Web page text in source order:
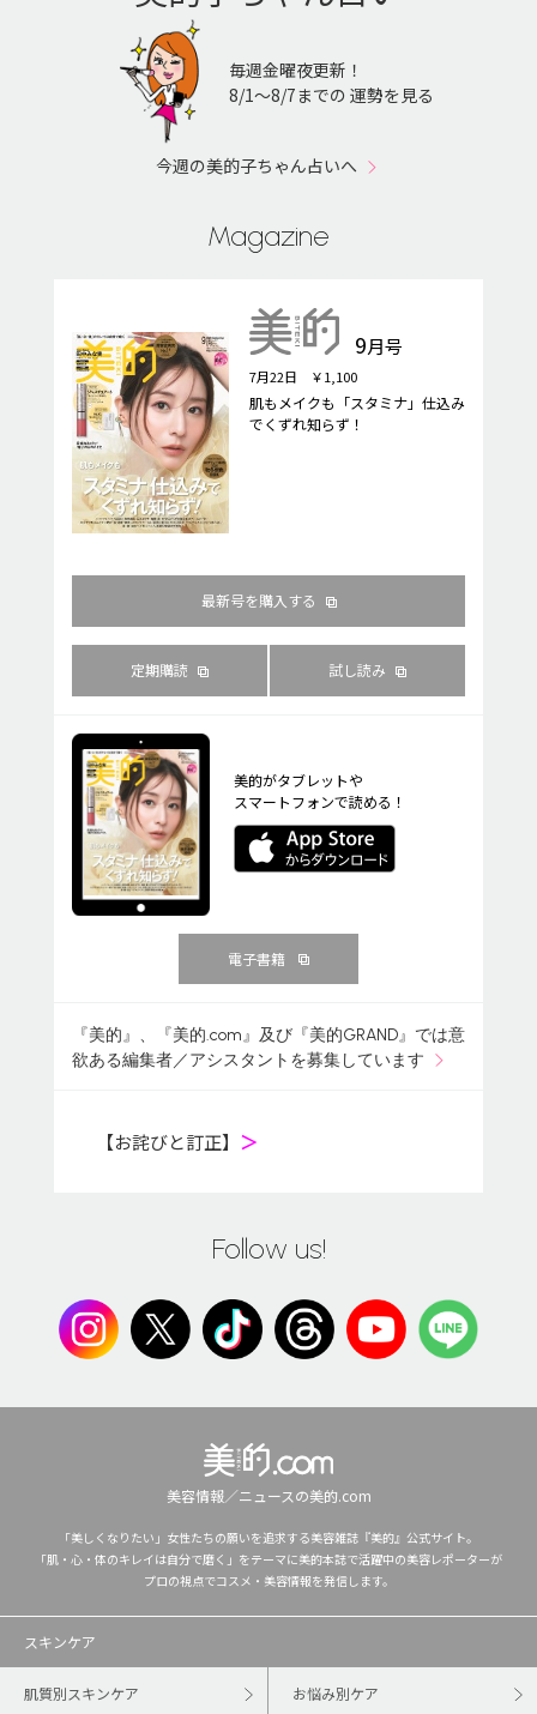
毎週金曜夜更新！
8/1〜8/7までの 運勢を見る
今週の美的子ちゃん占いへ
Magazine
9月号
7月22日 ￥1,100
肌もメイクも「スタミナ」仕込み
でくずれ知らず！
最新号を購入する
定期購読 試し読み
美的がタブレットや
スマートフォンで読める！
電子書籍
『美的』、『美的.com』及び『美的GRAND』では意
欲ある編集者／アシスタントを募集しています
【お詫びと訂正】 ＞
Follow us!
美容情報／ニュースの美的.com
「美しくなりたい」女性たちの願いを追求する美容雑誌『美的』公式サイト。
「肌・心・体のキレイは自分で磨く」をテーマに美的本誌で活躍中の美容レポーターが
プロの視点でコスメ・美容情報を発信します。
スキンケア
肌質別スキンケア お悩み別ケア